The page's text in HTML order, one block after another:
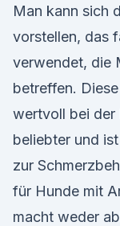
Man kann sich
vorstellen, das
verwendet, die
betreffen.
wertvoll bei der
beliebter und
zur
für Hunde mit
macht weder